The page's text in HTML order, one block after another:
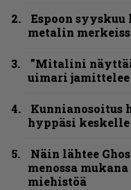
Espoon
metalin
”Mitalini
uimari
Kunnianosoitus
hyppäsi
Näin lähtee
menossa
miehistöä